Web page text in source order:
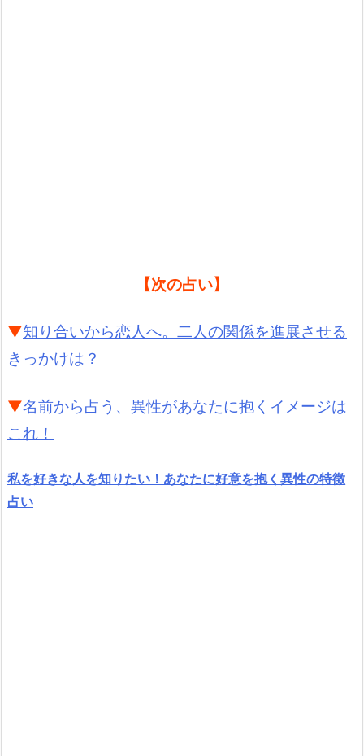
【次の占い】
▼知り合いから恋人へ。二人の関係を進展させる
きっかけは？
▼名前から占う、異性があなたに抱くイメージは
これ！
私を好きな人を知りたい！あなたに好意を抱く異性の特徴
占い